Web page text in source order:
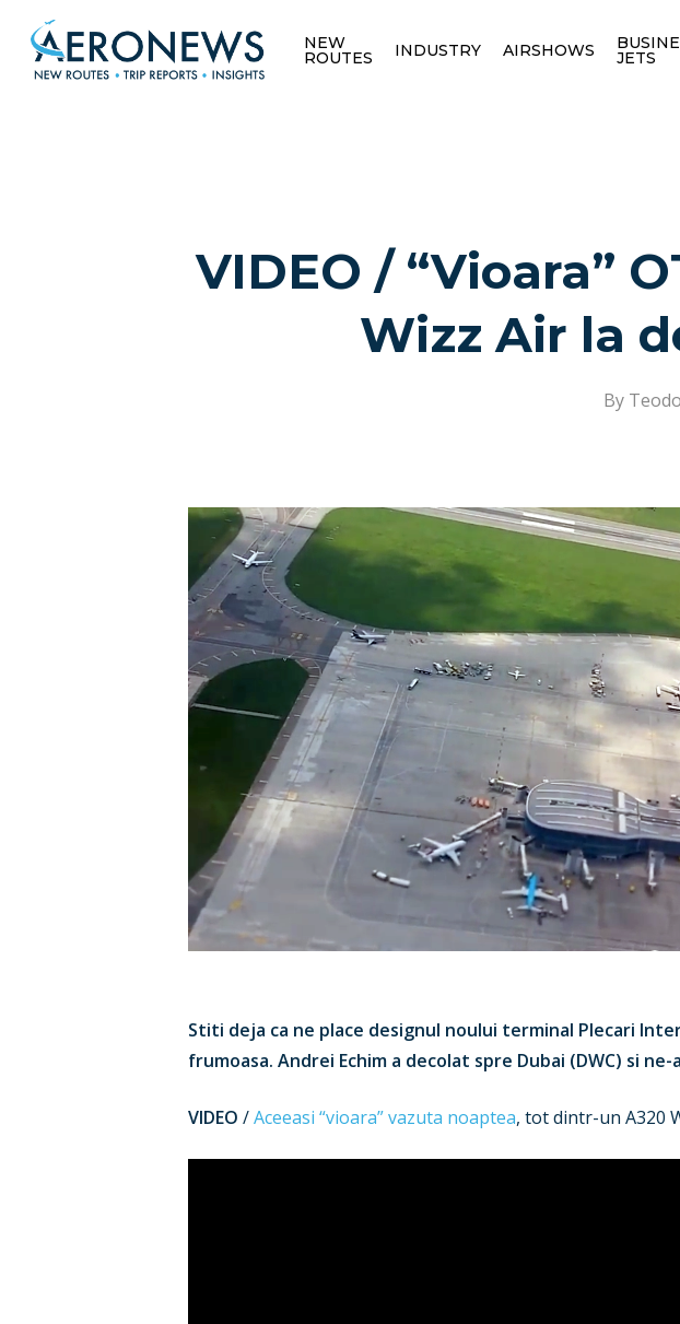
Hit enter to search or ESC to close
NEW
ROUTES INDUSTRY AIRSHOWS JETS
VIDEO / “Vioara”
Wizz Air la
By
Stiti deja ca ne place designul noului terminal Plecari
frumoasa. Andrei Echim a decolat spre Dubai (DWC) si
VIDEO /Aceeasi “vioara” vazuta noaptea, tot dintr-un A320